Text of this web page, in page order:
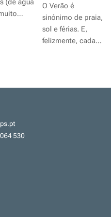
percurso.
(de água
nadar
O Verão é
sinónimo de praia,
sol e férias. E,
felizmente, cada
animais de
530